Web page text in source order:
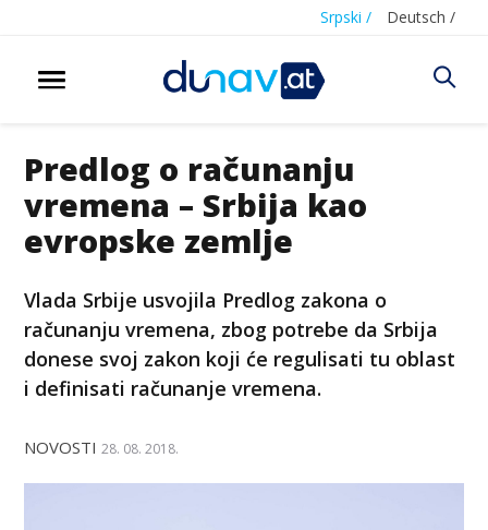
Srpski / Deutsch /
Predlog o računanju
vremena – Srbija kao
evropske zemlje
Vlada Srbije usvojila Predlog zakona o
računanju vremena, zbog potrebe da Srbija
donese svoj zakon koji će regulisati tu oblast
i definisati računanje vremena.
NOVOSTI 28. 08. 2018.